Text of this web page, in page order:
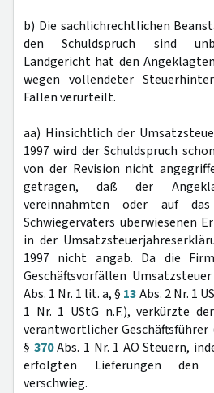
b) Die sachlichrechtlichen
den Schuldspruch sind
Landgericht hat den
wegen vollendeter
Fällen verurteilt.
aa) Hinsichtlich der
1997 wird der Schuldspruch
von der Revision nicht
getragen, daß der
vereinnahmten oder auf
Schwiegervaters überwiesenen
in der
1997 nicht angab. Da die
Geschäftsvorfällen
Abs. 1 Nr. 1 lit. a, § 13Abs. 2 Nr. 1
1 Nr. 1 UStG n.F.), verkürzte
verantwortlicher
§ 370Abs. 1 Nr. 1 AO Steuern,
erfolgten Lieferungen den
verschwieg.